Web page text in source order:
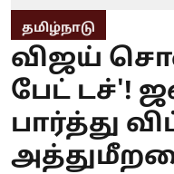
தமிழ்நாடு
விஜய்
பேட் டச்'!
பார்த்து